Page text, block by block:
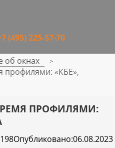
(495) 225-57-70
об окнах >
профилями: «КБЕ»,
ПРОФИЛЯМИ:
Опубликовано:06.08.2023